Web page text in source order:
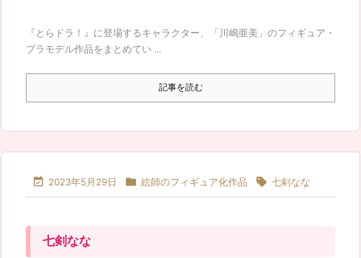
『とらドラ！』に登場するキャラクター、「川嶋亜美」のフィギュア・
プラモデル作品をまとめてい ...
記事を読む
 2023年5月29日  絵師のフィギュア化作品  七剣なな
七剣なな